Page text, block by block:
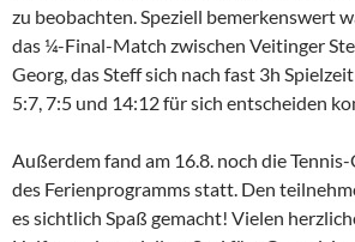
zu beobachten. Speziell bemerkenswert
das ¼-Final-Match zwischen Veitinger
Georg, das Steff sich nach fast 3h
5:7, 7:5 und 14:12 für sich entscheiden
Außerdem fand am 16.8. noch die
des Ferienprogramms statt. Den
es sichtlich Spaß gemacht! Vielen